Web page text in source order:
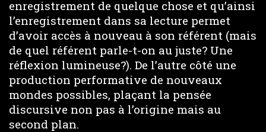
enregistrement de quelque chose et qu’ainsi
l’enregistrement dans sa lecture permet
d’avoir accès à nouveau à son référent (mais
de quel référent parle-t-on au juste? Une
réflexion lumineuse?). De l’autre côté une
production performative de nouveaux
mondes possibles, plaçant la pensée
discursive non pas à l’origine mais au
second plan.